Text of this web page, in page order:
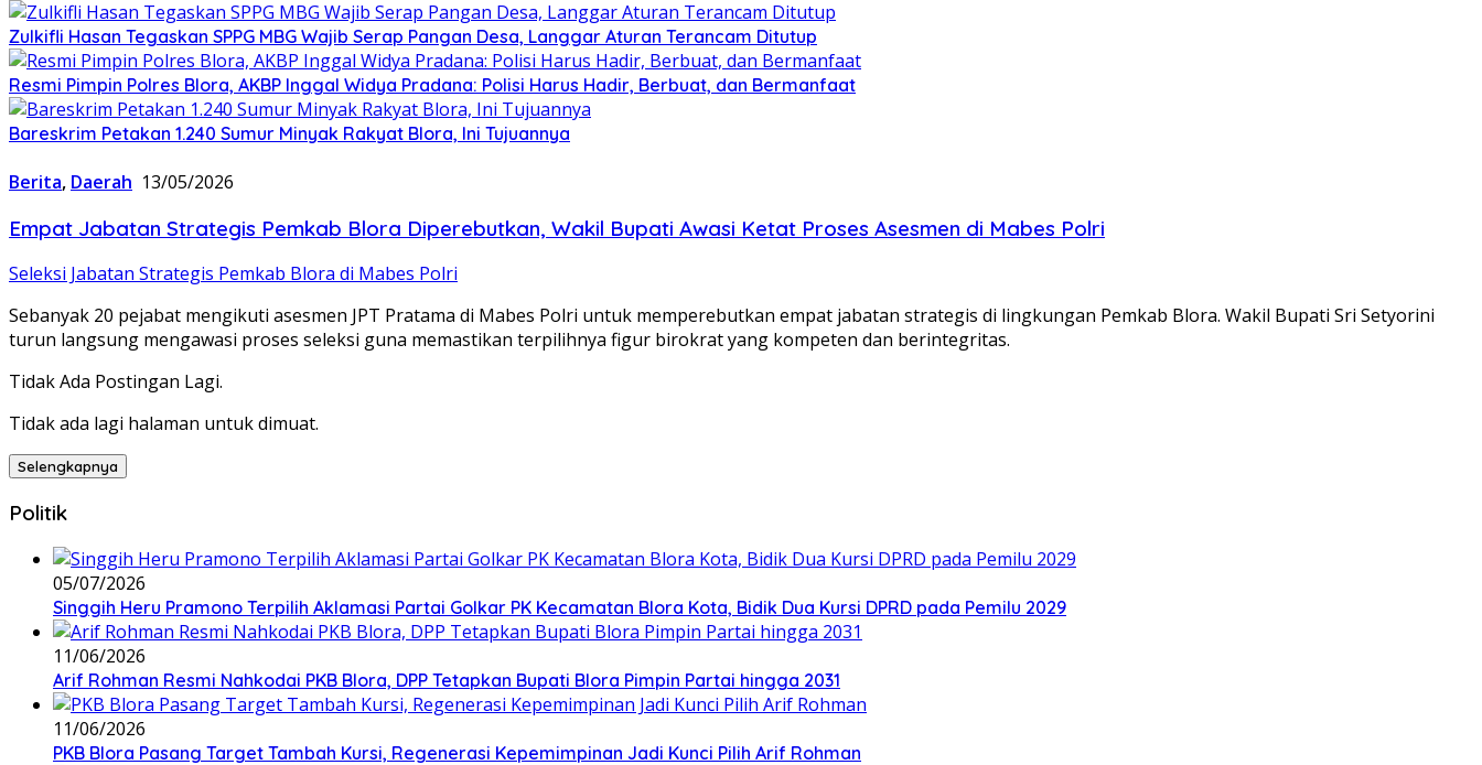
Zulkifli Hasan Tegaskan SPPG MBG Wajib Serap Pangan Desa, Langgar Aturan Terancam Ditutup
Resmi Pimpin Polres Blora, AKBP Inggal Widya Pradana: Polisi Harus Hadir, Berbuat, dan Bermanfaat
Bareskrim Petakan 1.240 Sumur Minyak Rakyat Blora, Ini Tujuannya
Berita, Daerah 13/05/2026
‎Empat Jabatan Strategis Pemkab Blora Diperebutkan, Wakil Bupati Awasi Ketat Proses Asesmen di Mabes Polri
‎Seleksi Jabatan Strategis Pemkab Blora di Mabes Polri
Sebanyak 20 pejabat mengikuti asesmen JPT Pratama di Mabes Polri untuk memperebutkan empat jabatan strategis di lingkungan Pemkab Blora. Wakil Bupati Sri Setyorini
turun langsung mengawasi proses seleksi guna memastikan terpilihnya figur birokrat yang kompeten dan berintegritas.
Tidak Ada Postingan Lagi.
Tidak ada lagi halaman untuk dimuat.
Selengkapnya
Politik
05/07/2026
Singgih Heru Pramono Terpilih Aklamasi Partai Golkar PK Kecamatan Blora Kota, Bidik Dua Kursi DPRD pada Pemilu 2029
11/06/2026
Arif Rohman Resmi Nahkodai PKB Blora, DPP Tetapkan Bupati Blora Pimpin Partai hingga 2031
11/06/2026
PKB Blora Pasang Target Tambah Kursi, Regenerasi Kepemimpinan Jadi Kunci Pilih Arif Rohman